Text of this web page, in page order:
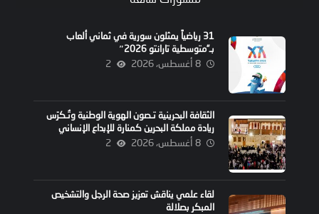
31 رياضياً يمثلون سورية في ثماني ألعاب
بـ”متوسطية تارانتو 2026″
8 أغسطس، 2026 2
الثقافة البحرينية تـصون الهوية الوطنية وتُـكرّس
ريادة مملكة البحرين كمنارة للإبداع الإنساني
8 أغسطس، 2026 2
لقاء علمي يناقش تعزيز صحة الرجل والتشخيص
المبكر بصلالة